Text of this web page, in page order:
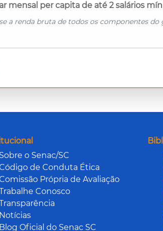
mensal per capita de até 2 salários
a renda bruta de todos os componentes
Sobre o Senac/SC
de Conduta Ética
Própria de Avaliação
Conosco
Notícias
Blog Oficial do Senac SC